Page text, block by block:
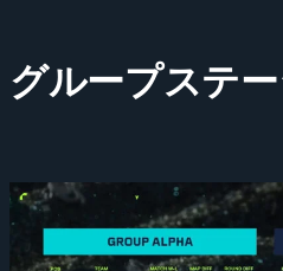
グループステ